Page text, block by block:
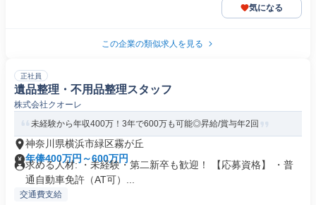
気になる
この企業の類似求人を見る
正社員
遺品整理・不用品整理スタッフ
株式会社クオーレ
未経験から年収400万！3年で600万も可能◎昇給/賞与年2回
神奈川県横浜市緑区霧が丘
年俸400万円～600万円
求める人材: ・未経験・第二新卒も歓迎！ 【応募資格】 ・普
通自動車免許（AT可）...
交通費支給